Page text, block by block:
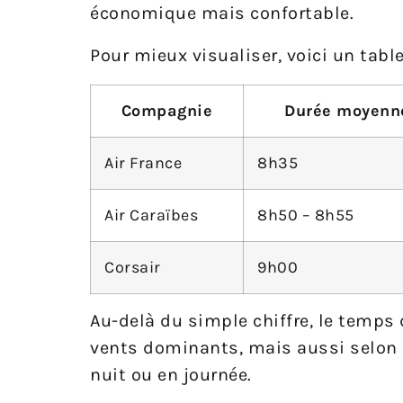
économique mais confortable.
Pour mieux visualiser, voici un
Compagnie Durée
Air France 8h35
Air Caraïbes 8h50 – 8h55
Corsair 9h00
Au-delà du simple chiffre, le temps
vents dominants, mais aussi selon
nuit ou en journée.